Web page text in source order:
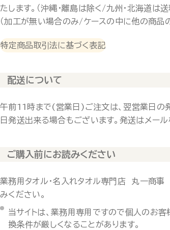
たします。（沖縄・離島は除く/九州・北海道は
（加工が無い場合のみ/ケースの中に他の商品
特定商品取引法に基づく表記
配送について
午前11時まで(営業日)ご注文は、翌営業日の
日発送出来る場合もございます。発送はメー
ご購入前にお読みください
業務用タオル・名入れタオル専門店 丸一商
みください。
当サイトは、業務用専用ですので個人のお
換条件が厳しくなることがあります。